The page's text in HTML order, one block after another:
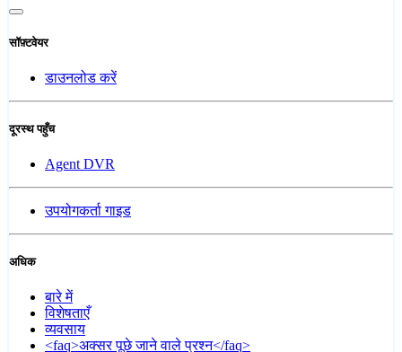
सॉफ़्टवेयर
डाउनलोड करें
दूरस्थ पहुँच
Agent DVR
उपयोगकर्ता गाइड
अधिक
बारे में
विशेषताएँ
व्यवसाय
<faq>अक्सर पूछे जाने वाले प्रश्न</faq>